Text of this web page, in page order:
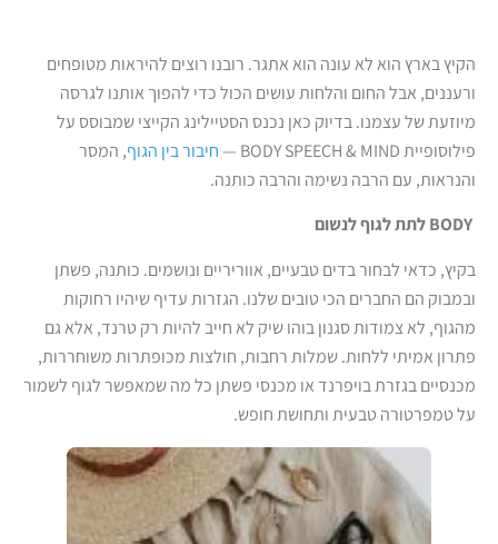
הקיץ בארץ הוא לא עונה הוא אתגר. רובנו רוצים להיראות מטופחים
ורעננים, אבל החום והלחות עושים הכול כדי להפוך אותנו לגרסה
מיוזעת של עצמנו. בדיוק כאן נכנס הסטיילינג הקייצי שמבוסס על
פילוסופיית BODY SPEECH & MIND —
חיבור בין הגוף, המסר
והנראות, עם הרבה נשימה והרבה כותנה.
לתת לגוף לנשום
בקיץ, כדאי לבחור בדים טבעיים, אווריריים ונושמים. כותנה, פשתן
ובמבוק הם החברים הכי טובים שלנו. הגזרות עדיף שיהיו רחוקות
מהגוף, לא צמודות סגנון בוהו שיק לא חייב להיות רק טרנד, אלא גם
פתרון אמיתי ללחות. שמלות רחבות, חולצות מכופתרות משוחררות,
מכנסיים בגזרת בויפרנד או מכנסי פשתן כל מה שמאפשר לגוף לשמור
על טמפרטורה טבעית ותחושת חופש.